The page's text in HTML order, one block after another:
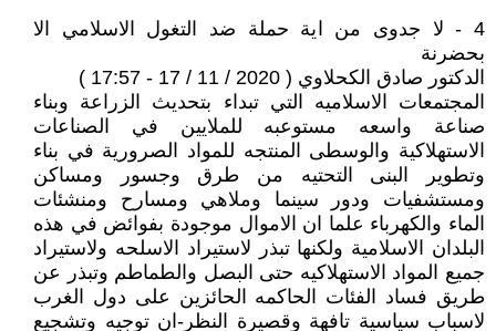
4 - لا جدوى من اية حملة ضد التغول الاسلامي الا
بحضرنة
الدكتور صادق الكحلاوي ( 2020 / 11 / 17 - 17:57 )
المجتمعات الاسلاميه التي تبداء بتحديث الزراعة وبناء
صناعة واسعه مستوعبه للملايين في الصناعات
الاستهلاكية والوسطى المنتجه للمواد الصرورية في بناء
وتطوير البنى التحتيه من طرق وجسور ومساكن
ومستشفيات ودور سينما وملاهي ومسارح ومنشئات
الماء والكهرباء علما ان الاموال موجودة بفوائض في هذه
البلدان الاسلامية ولكنها تبذر لاستيراد الاسلحه ولاستيراد
جميع المواد الاستهلاكيه حتى البصل والطماطم وتبذر عن
طريق فساد الفئات الحاكمه الحائزين على دول الغرب
لاسباب سياسية تافهة وقصيرة النظر-ان توجيه وتشجيع